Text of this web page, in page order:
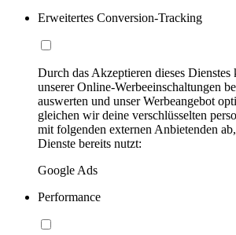
Erweitertes Conversion-Tracking
Durch das Akzeptieren dieses
unserer Online-Werbeeinschaltungen
auswerten und unser Werbeangebot
gleichen wir deine verschlüsselten
mit folgenden externen Anbietenden
Dienste bereits nutzt:
Google Ads
Performance